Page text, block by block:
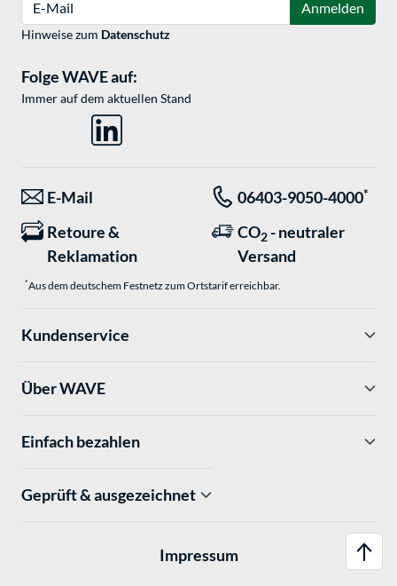
Anmelden
Hinweise zum Datenschutz
Folge WAVE auf:
Immer auf dem aktuellen Stand
E-Mail 06403-9050-4000*
Retoure &
Reklamation
CO2 - neutraler
Versand
*Aus dem deutschem Festnetz zum Ortstarif erreichbar.
Kundenservice
Über WAVE
Einfach bezahlen
Geprüft & ausgezeichnet
Impressum